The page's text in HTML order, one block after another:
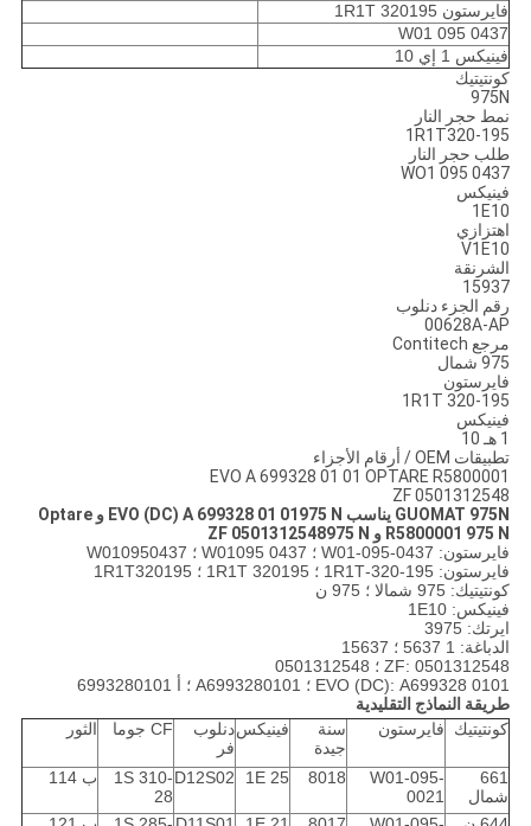
فايرستون 1R1T 320195
W01 095 0437
فينيكس 1 إي 10
كونتيتيك
975N
نمط حجر النار
1R1T320-195
طلب حجر النار
WO1 095 0437
فينيكس
1E10
اهتزازي
V1E10
الشرنقة
15937
رقم الجزء دنلوب
00628A-AP
مرجع Contitech
975 شمال
فايرستون
1R1T 320-195
فينيكس
1 هـ 10
تطبيقات OEM / أرقام الأجزاء
EVO A 699328 01 01 OPTARE R5800001
ZF 0501312548
GUOMAT 975N يناسب EVO (DC) A 699328 01 01975 N و Optare
R5800001 975 N و ZF 0501312548975 N
فايرستون: W01-095-0437 ؛ W01095 0437 ؛ W010950437
فايرستون: 1R1T-320-195 ؛ 1R1T 320195 ؛ 1R1T320195
كونتيتيك: 975 شمالا ؛ 975 ن
فينيكس: 1E10
ايرتك: 3975
الدباغة: 1 5637 ؛ 15637
ZF: 0501312548 ؛ 0501312548
EVO (DC): A699328 0101 ؛ A6993280101 ؛ أ 6993280101
طريقة النماذج التقليدية
كونتيتيك
فايرستون
سنة
جيدة
فينيكسدنلوب
فر
CF جوما الثور
661
شمال
W01-095-
0021
8018
1E 25
D12S02
1S 310-
28
ب 114